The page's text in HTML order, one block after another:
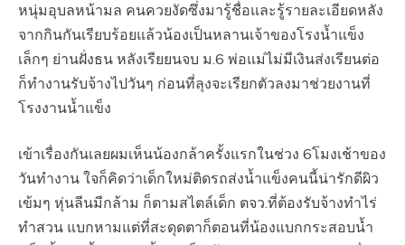
หนุ่มอุบลหน้ามล คนควยงัดซึ่งมารู้ชื่อและรู้รายละเอียดหลัง
จากกินกันเรียบร้อยแล้วน้องเป็นหลานเจ้าของโรงน้ำแข็ง
เล็กๆ ย่านฝั่งธน หลังเรียยนจบ ม.6 พ่อแม่ไม่มีเงินส่งเรียนต่อ
ก็ทำงานรับจ้างไปวันๆ ก่อนที่ลุงจะเรียกตัวลงมาช่วยงานที่
โรงงานน้ำแข็ง
เข้าเรื่องกันเลยผมเห็นน้องกล้าครั้งแรกในช่วง 6โมงเช้าของ
วันทำงาน ใจก็คิดว่าเด็กใหม่ติดรถส่งน้ำแข็งคนนี้น่ารักดีผิว
เข้มๆ หุ่นลีนมีกล้าม ก็ตามสไตล์เด็ก ตจว.ที่ต้องรับจ้างทำไร่
ทำสวน แบกหามแต่ที่สะดุดตาก็ตอนที่น้องแบกกระสอบน้ำ